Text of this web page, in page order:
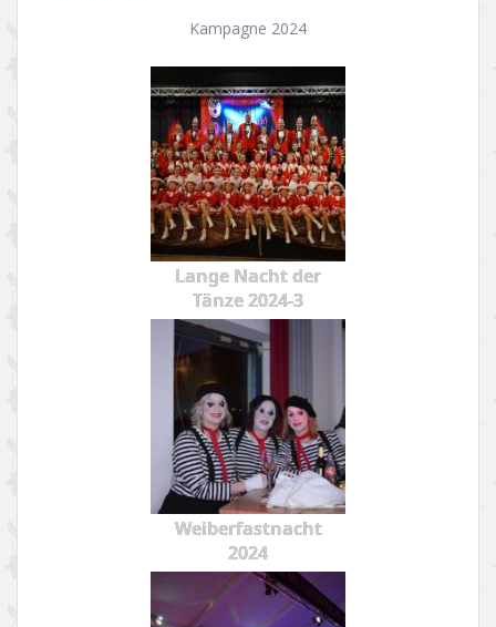
Kampagne 2024
Lange Nacht der
Tänze 2024-3
Weiberfastnacht
2024